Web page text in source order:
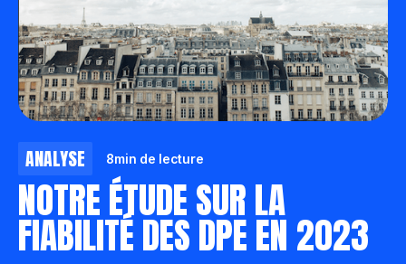
ANALYSE 8min de lecture
NOTRE ÉTUDE SUR LA
FIABILITÉ DES DPE EN 2023